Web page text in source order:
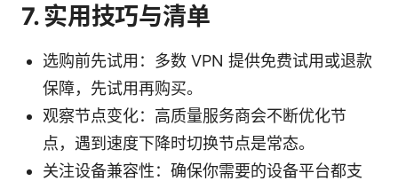
7. 实用技巧与清单
选购前先试用：多数 VPN 提供免费试用或退款
保障，先试用再购买。
观察节点变化：高质量服务商会不断优化节
点，遇到速度下降时切换节点是常态。
关注设备兼容性：确保你需要的设备平台都支